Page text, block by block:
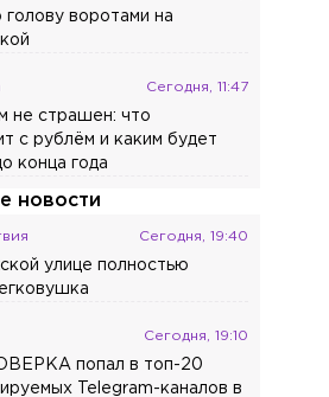
голову воротами на
Сегодня, 11:47
не страшен: что
с рублём и каким будет
конца года
новости
Сегодня, 19:40
улице полностью
Сегодня, 19:10
попал в топ-20
Telegram-каналов в